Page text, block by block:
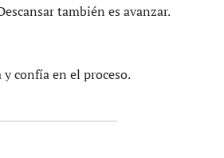
también es avanzar.
confía en el proceso.